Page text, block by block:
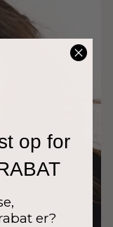
op for
er?